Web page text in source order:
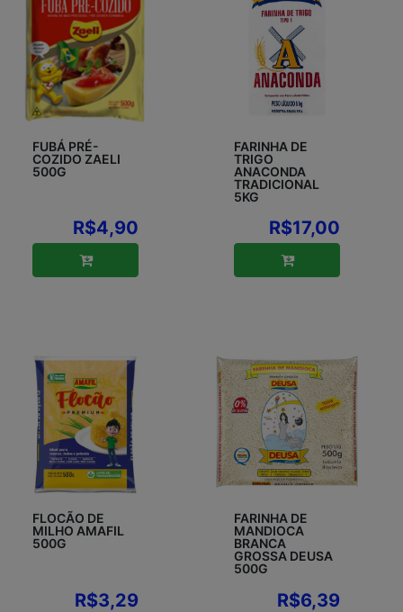
FUBÁ PRÉ-
COZIDO ZAELI
500G
R$4,90
FARINHA DE
TRIGO
ANACONDA
TRADICIONAL
5KG
R$17,00
FLOCÃO DE
MILHO AMAFIL
500G
R$3,29
FARINHA DE
MANDIOCA
BRANCA
GROSSA DEUSA
500G
R$6,39